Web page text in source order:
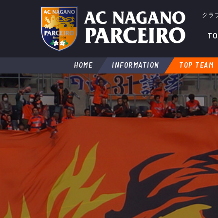
クラ
HOME INFORMATION TOP TEAM